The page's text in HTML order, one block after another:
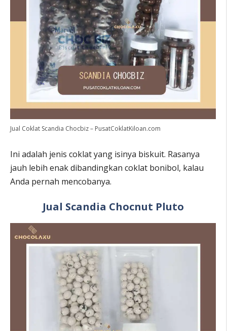
Jual Coklat Scandia Chocbiz – PusatCoklatKiloan.com
Ini adalah jenis coklat yang isinya biskuit. Rasanya
jauh lebih enak dibandingkan coklat bonibol, kalau
Anda pernah mencobanya.
Jual Scandia Chocnut Pluto